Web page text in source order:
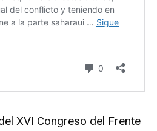
XVI Congreso del Frente